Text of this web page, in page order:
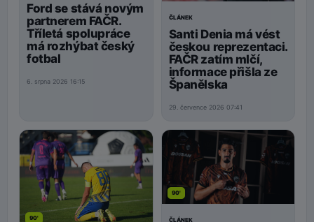
Ford se stává novým
partnerem FAČR.
Tříletá spolupráce
má rozhýbat český
fotbal
6. srpna 2026 16:15
ČLÁNEK
Santi Denia má vést
českou reprezentaci.
FAČR zatím mlčí,
informace přišla ze
Španělska
29. července 2026 07:41
90'
90'
ČLÁNEK